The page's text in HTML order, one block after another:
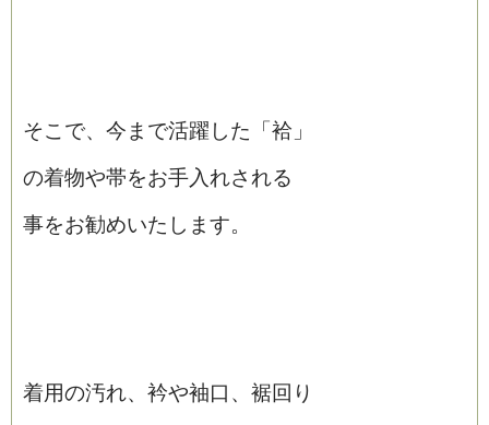
そこで、今まで活躍した「袷」
の着物や帯をお手入れされる
事をお勧めいたします。
着用の汚れ、衿や袖口、裾回り